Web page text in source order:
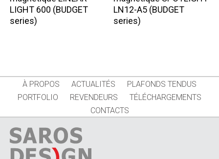
LIGHT 600 (BUDGET
series)
LN12-A5 (BUDGET
series)
À PROPOS ACTUALITÉS
PLAFONDS TENDUS
PORTFOLIO
REVENDEURS
TÉLÉCHARGEMENTS
CONTACTS